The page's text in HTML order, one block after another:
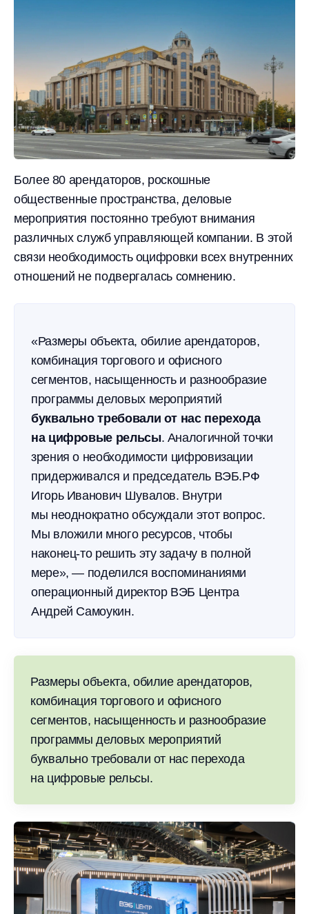
Более 80 арендаторов, роскошные
общественные пространства, деловые
мероприятия постоянно требуют внимания
различных служб управляющей компании. В этой
связи необходимость оцифровки всех внутренних
отношений не подвергалась сомнению.
«Размеры объекта, обилие арендаторов,
комбинация торгового и офисного
сегментов, насыщенность и разнообразие
программы деловых мероприятий
буквально требовали от нас перехода
на цифровые рельсы. Аналогичной точки
зрения о необходимости цифровизации
придерживался и председатель ВЭБ.РФ
Игорь Иванович Шувалов. Внутри
мы неоднократно обсуждали этот вопрос.
Мы вложили много ресурсов, чтобы
наконец-то решить эту задачу в полной
мере», — поделился воспоминаниями
операционный директор ВЭБ Центра
Андрей Самоукин.
Размеры объекта, обилие арендаторов,
комбинация торгового и офисного
сегментов, насыщенность и разнообразие
программы деловых мероприятий
буквально требовали от нас перехода
на цифровые рельсы.